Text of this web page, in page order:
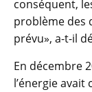
conséquent,
problème des
prévu», a-t-il
En décembre
l’énergie